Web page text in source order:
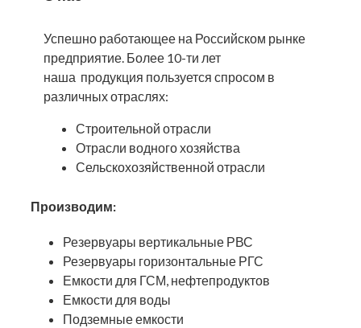
Успешно работающее на Российском рынке
предприятие. Более 10-ти лет
наша продукция пользуется спросом в
различных отраслях:
Строительной отрасли
Отрасли водного хозяйства
Сельскохозяйственной отрасли
Производим:
Резервуары вертикальные РВС
Резервуары горизонтальные РГС
Емкости для ГСМ, нефтепродуктов
Емкости для воды
Подземные емкости